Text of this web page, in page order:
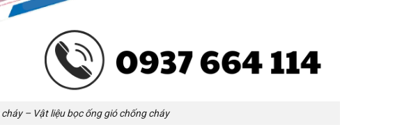
– Vật liệu bọc ống gió chống cháy